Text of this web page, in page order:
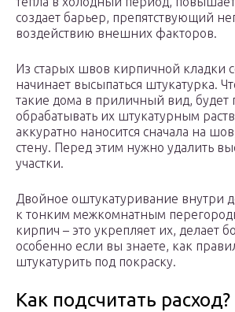
создает барьер, препятствующий
воздействию внешних факторов.
Из старых швов кирпичной кладки
начинает высыпаться штукатурка.
такие дома в приличный вид, будет
обрабатывать их штукатурным
аккуратно наносится сначала на
стену. Перед этим нужно удалить
участки.
Двойное оштукатуривание внутри
к тонким межкомнатным
кирпич – это укрепляет их, делает
особенно если вы знаете, как
штукатурить под покраску.
Как подсчитать расход?